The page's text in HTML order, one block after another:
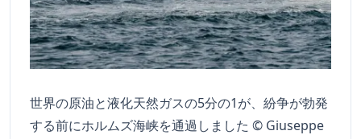
世界の原油と液化天然ガスの5分の1が、紛争が勃発
する前にホルムズ海峡を通過しました © Giuseppe